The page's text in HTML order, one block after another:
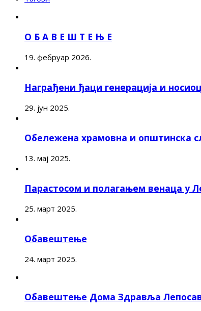
О Б А В Е Ш Т Е Њ Е
19. фебруар 2026.
Награђени ђаци генерација и
29. јун 2025.
Обележена храмовна и општинска
13. мај 2025.
Парастосом и полагањем венаца у
25. март 2025.
Обавештење
24. март 2025.
Обавештење Дома Здравља